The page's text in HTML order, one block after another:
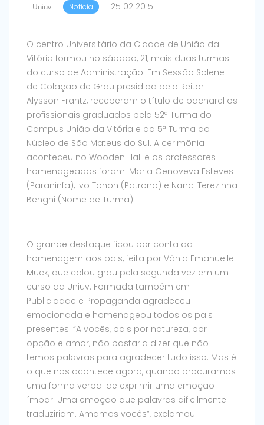
Uniuv Notícia 25 02 2015
O centro Universitário da Cidade de União da
Vitória formou no sábado, 21, mais duas turmas
do curso de Administração. Em Sessão Solene
de Colação de Grau presidida pelo Reitor
Alysson Frantz, receberam o título de bacharel os
profissionais graduados pela 52ª Turma do
Campus União da Vitória e da 5ª Turma do
Núcleo de São Mateus do Sul. A cerimônia
aconteceu no Wooden Hall e os professores
homenageados foram: Maria Genoveva Esteves
(Paraninfa), Ivo Tonon (Patrono) e Nanci Terezinha
Benghi (Nome de Turma).
O grande destaque ficou por conta da
homenagem aos pais, feita por Vânia Emanuelle
Mück, que colou grau pela segunda vez em um
curso da Uniuv. Formada também em
Publicidade e Propaganda agradeceu
emocionada e homenageou todos os pais
presentes. “A vocês, pais por natureza, por
opção e amor, não bastaria dizer que não
temos palavras para agradecer tudo isso. Mas é
o que nos acontece agora, quando procuramos
uma forma verbal de exprimir uma emoção
ímpar. Uma emoção que palavras dificilmente
traduziriam. Amamos vocês”, exclamou.